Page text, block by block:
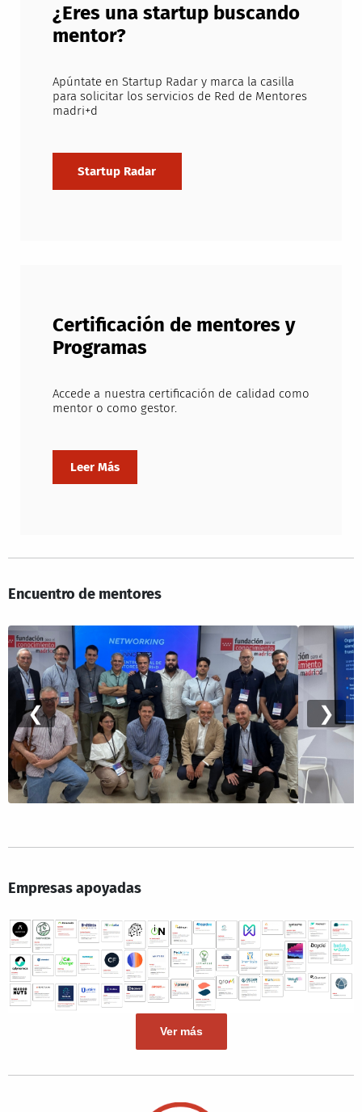
¿Eres una startup buscando
mentor?
Apúntate en Startup Radar y marca la casilla
para solicitar los servicios de Red de Mentores
madri+d
Certificación de mentores y
Programas
Accede a nuestra certificación de calidad como
mentor o como gestor.
Encuentro de mentores
❮ ❯
Empresas apoyadas
Ver más